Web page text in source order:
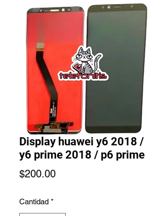
Display huawei y6 2018 /
y6 prime 2018 / p6 prime
$200.00Precio
Cantidad *